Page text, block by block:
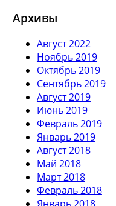
Архивы
Август 2022
Ноябрь 2019
Октябрь 2019
Сентябрь 2019
Август 2019
Июнь 2019
Февраль 2019
Январь 2019
Август 2018
Май 2018
Март 2018
Февраль 2018